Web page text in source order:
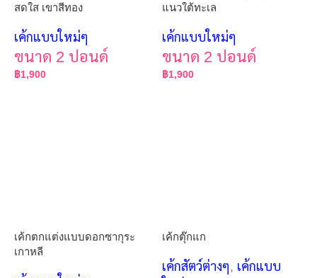
สดใส เขาสีทอง
เค้กแบบใหม่ๆ
ขนาด 2 ปอนด์
฿1,900
แนวใต้ทะเล
เค้กแบบใหม่ๆ
ขนาด 2 ปอนด์
฿1,900
เค้กตกแต่งแบบดอกซากุระ
เกาหลี
เค้กตุ๊กแก
เค้กสัตว์ต่างๆ, เค้กแบบ